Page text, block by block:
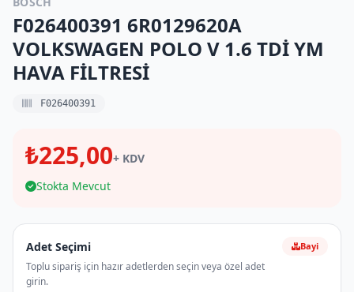
F026400391 6R0129620A
VOLKSWAGEN POLO V 1.6 TDİ YM
HAVA FİLTRESİ
F026400391
₺225,00+ KDV
Stokta Mevcut
Adet Seçimi
Toplu sipariş için hazır adetlerden seçin veya özel adet
girin.
Bayi